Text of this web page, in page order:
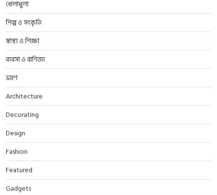
খেলাধুলা
শিল্প ও সংকৃতি
স্বাস্থ্য ও শিক্ষা
ব্যবসা ও বাণিজ্য
ভ্রমণ
Architecture
Decorating
Design
Fashion
Featured
Gadgets